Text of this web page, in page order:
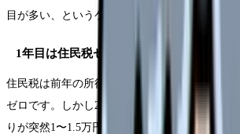
目が多い、というケースが多いです。
1年目は住民税ゼロ、2年目から要注意
住民税は前年の所得に基づいて課税されるた
ゼロです。しかし2年目の6月から住民税の天
りが突然1〜1.5万円減ります。「2年目で給料